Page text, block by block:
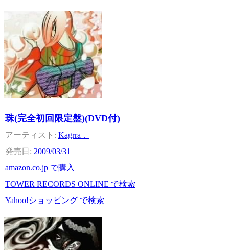
珠(完全初回限定盤)(DVD付)
Kagrra，
2009/03/31
amazon.co.jp で購入
TOWER RECORDS ONLINE で検索
Yahoo!ショッピング で検索